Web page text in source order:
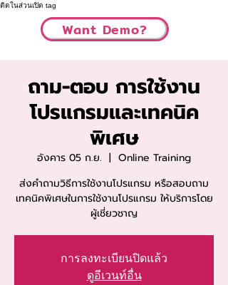
ติดในส่วนเปิด tag
Want Demo?
ถาม-ตอบ การใช้งาน
โปรแกรมและเทคนิค
พิเศษ
อังคาร 05 ก.ย.
  |
Online Training
ส่งคำถามวิธีการใช้งานโปรแกรม หรือสอบถาม
เทคนิคพิเศษในการใช้งานโปรแกรม ให้บริการโดย
ผู้เชี่ยวชาญ
การลงทะเบียนปิดแล้ว
ดูอีเวนท์อื่น